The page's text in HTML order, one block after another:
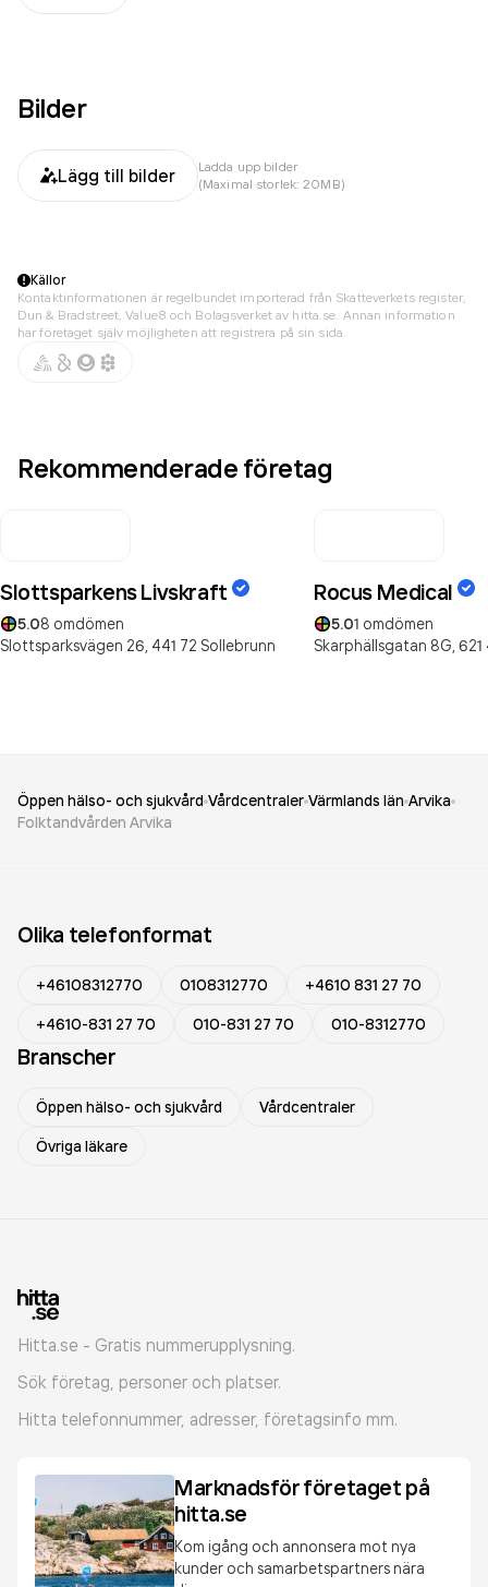
Bilder
Lägg till bilder
Ladda upp bilder
(Maximal storlek: 20MB)
Källor
Kontaktinformationen är regelbundet importerad från Skatteverkets register,
Dun & Bradstreet, Value8 och Bolagsverket av hitta.se. Annan information
har företaget själv möjligheten att registrera på sin sida.
Rekommenderade företag
Slottsparkens Livskraft
5.08 omdömen
Slottsparksvägen 26, 441 72 Sollebrunn
Rocus Medical
5.01 omdömen
Skarphällsgatan 8G, 621
Öppen hälso- och sjukvård Vårdcentraler Värmlands län Arvika
Folktandvården Arvika
Olika telefonformat
+46108312770 0108312770
+4610 831 27 70
+4610-831 27 70
010-831 27 70 010-8312770
Branscher
Öppen hälso- och sjukvård
Vårdcentraler
Övriga läkare
Hitta.se - Gratis nummerupplysning.
Sök företag, personer och platser.
Hitta telefonnummer, adresser, företagsinfo mm.
Marknadsför företaget på
hitta.se
Kom igång och annonsera mot nya
kunder och samarbetspartners nära